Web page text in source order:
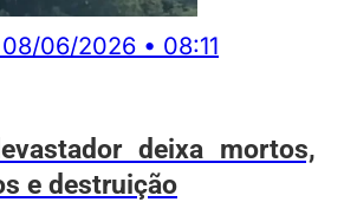
08/06/2026 • 08:11
deixa mortos,
e destruição